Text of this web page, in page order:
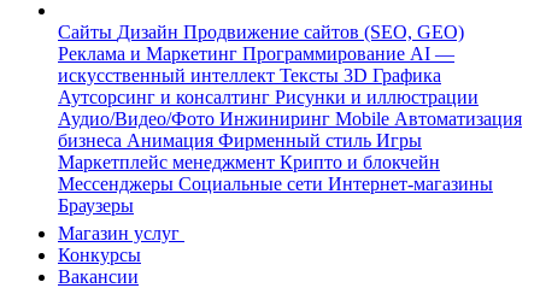
Сайты Дизайн Продвижение сайтов (SEO, GEO)
Реклама и Маркетинг Программирование AI —
искусственный интеллект Тексты 3D Графика
Аутсорсинг и консалтинг Рисунки и иллюстрации
Аудио/Видео/Фото Инжиниринг Mobile Автоматизация
бизнеса Анимация Фирменный стиль Игры
Маркетплейс менеджмент Крипто и блокчейн
Мессенджеры Социальные сети Интернет-магазины
Браузеры
Магазин услуг
Конкурсы
Вакансии